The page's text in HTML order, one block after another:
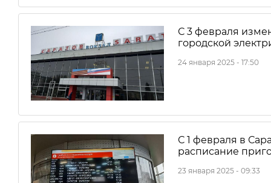
С 3 февраля
городской
24 января 2025 - 17:50
С 1 февраля в
расписание
23 января 2025 - 09:33